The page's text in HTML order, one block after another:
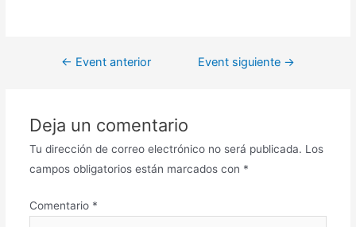
← Event anterior Event siguiente →
Deja un comentario
Tu dirección de correo electrónico no será publicada. Los
campos obligatorios están marcados con *
Comentario *